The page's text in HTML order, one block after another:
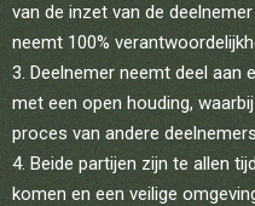
van de inzet van de
neemt 100%
Deelnemer neemt deel aan
met een open houding,
proces van andere
Beide partijen zijn te allen
komen en een veilige